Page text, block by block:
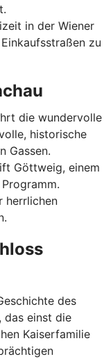
in der Wiener
zu
die wundervolle
historische
Gassen.
Göttweig, einem
herrlichen
des
das einst die
Kaiserfamilie